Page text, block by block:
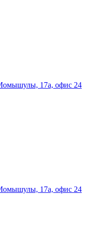
17а, офис 24
17а, офис 24